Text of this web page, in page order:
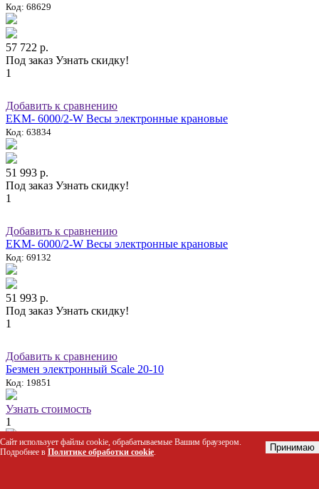
Код: 68629
57 722 р.
Под заказ Узнать скидку!
1
Добавить к сравнению
EKM- 6000/2-W Весы электронные крановые
Код: 63834
51 993 р.
Под заказ Узнать скидку!
1
Добавить к сравнению
EKM- 6000/2-W Весы электронные крановые
Код: 69132
51 993 р.
Под заказ Узнать скидку!
1
Добавить к сравнению
Безмен электронный Scale 20-10
Код: 19851
Узнать стоимость
1
Добавить к сравнению
Сайт использует файлы cookie, обрабатываемые Вашим браузером.
Подробнее в Политике обработки cookie. Принимаю